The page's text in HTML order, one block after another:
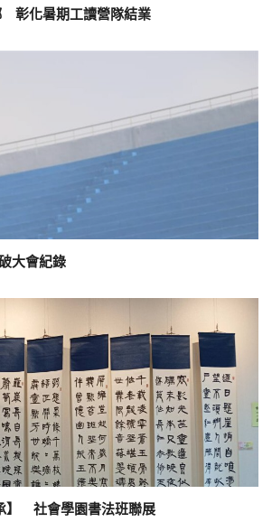
彰化暑期工讀營隊結業
大會紀錄
】 社會學園書法班聯展